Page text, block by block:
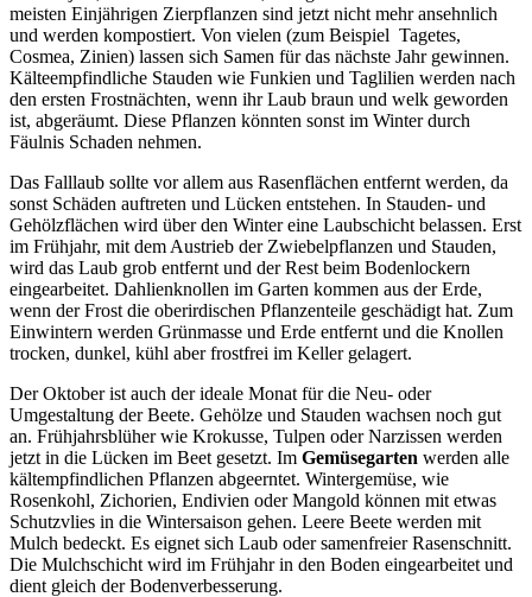
meisten Einjährigen Zierpflanzen sind jetzt nicht mehr ansehnlich
und werden kompostiert. Von vielen (zum Beispiel Tagetes,
Cosmea, Zinien) lassen sich Samen für das nächste Jahr gewinnen.
Kälteempfindliche Stauden wie Funkien und Taglilien werden nach
den ersten Frostnächten, wenn ihr Laub braun und welk geworden
ist, abgeräumt. Diese Pflanzen könnten sonst im Winter durch
Fäulnis Schaden nehmen.
Das Falllaub sollte vor allem aus Rasenflächen entfernt werden, da
sonst Schäden auftreten und Lücken entstehen. In Stauden- und
Gehölzflächen wird über den Winter eine Laubschicht belassen. Erst
im Frühjahr, mit dem Austrieb der Zwiebelpflanzen und Stauden,
wird das Laub grob entfernt und der Rest beim Bodenlockern
eingearbeitet. Dahlienknollen im Garten kommen aus der Erde,
wenn der Frost die oberirdischen Pflanzenteile geschädigt hat. Zum
Einwintern werden Grünmasse und Erde entfernt und die Knollen
trocken, dunkel, kühl aber frostfrei im Keller gelagert.
Der Oktober ist auch der ideale Monat für die Neu- oder
Umgestaltung der Beete. Gehölze und Stauden wachsen noch gut
an. Frühjahrsblüher wie Krokusse, Tulpen oder Narzissen werden
jetzt in die Lücken im Beet gesetzt. Im Gemüsegarten werden alle
kältempfindlichen Pflanzen abgeerntet. Wintergemüse, wie
Rosenkohl, Zichorien, Endivien oder Mangold können mit etwas
Schutzvlies in die Wintersaison gehen. Leere Beete werden mit
Mulch bedeckt. Es eignet sich Laub oder samenfreier Rasenschnitt.
Die Mulchschicht wird im Frühjahr in den Boden eingearbeitet und
dient gleich der Bodenverbesserung.